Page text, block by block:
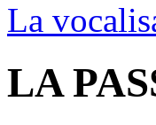
La
LA